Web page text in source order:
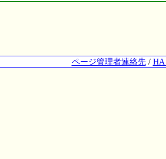
ページ管理者連絡先/ HA